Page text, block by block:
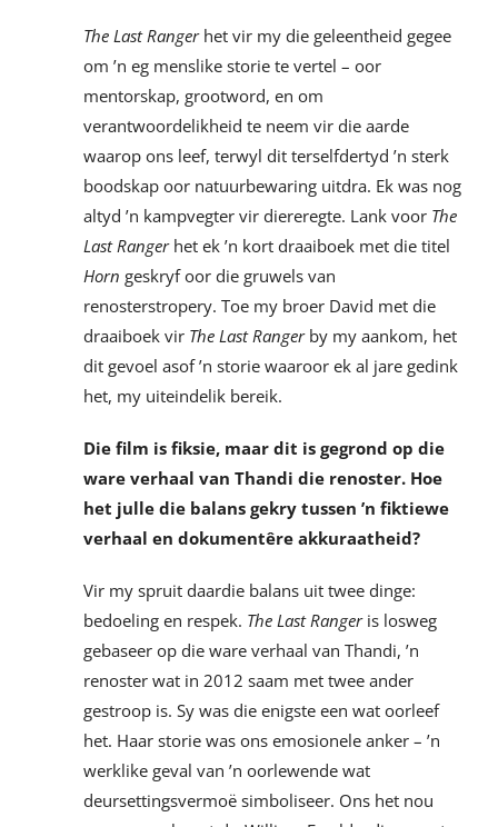
The Last Rangerhet vir my die geleentheid gegee
om ’n eg menslike storie te vertel – oor
mentorskap, grootword, en om
verantwoordelikheid te neem vir die aarde
waarop ons leef, terwyl dit terselfdertyd ’n sterk
boodskap oor natuurbewaring uitdra. Ek was nog
altyd ’n kampvegter vir diereregte. Lank voor The
Last Rangerhet ek ’n kort draaiboek met die titel
Horn geskryf oor die gruwels van
renosterstropery. Toe my broer David met die
draaiboek vir The Last Rangerby my aankom, het
dit gevoel asof ’n storie waaroor ek al jare gedink
het, my uiteindelik bereik.
Die film is fiksie, maar dit is gegrond op die
ware verhaal van Thandi die renoster. Hoe
het julle die balans gekry tussen ’n fiktiewe
verhaal en dokumentêre akkuraatheid?
Vir my spruit daardie balans uit twee dinge:
bedoeling en respek. The Last Rangeris losweg
gebaseer op die ware verhaal van Thandi, ’n
renoster wat in 2012 saam met twee ander
gestroop is. Sy was die enigste een wat oorleef
het. Haar storie was ons emosionele anker – ’n
werklike geval van ’n oorlewende wat
deursettingsvermoë simboliseer. Ons het nou